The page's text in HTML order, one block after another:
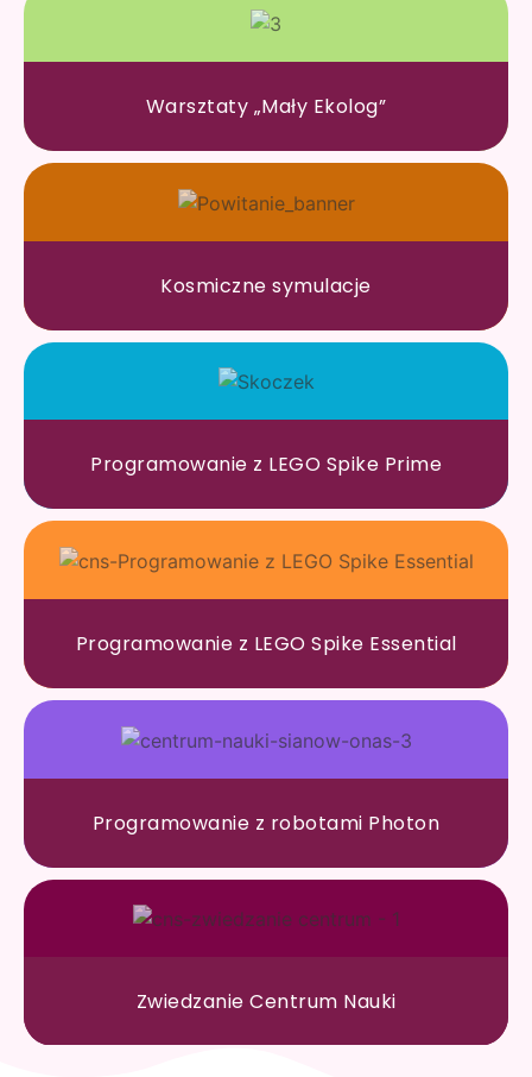
Warsztaty „Mały Ekolog”
Kosmiczne symulacje
Programowanie z LEGO Spike Prime
Programowanie z LEGO Spike Essential
Programowanie z robotami Photon
Zwiedzanie Centrum Nauki